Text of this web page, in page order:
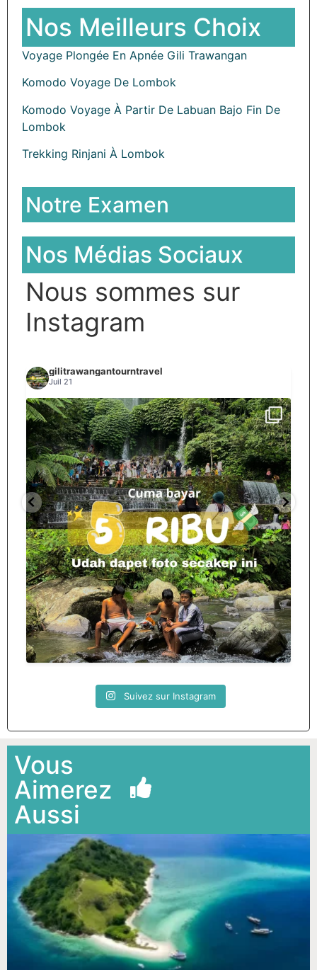
Nos Meilleurs Choix
Voyage Plongée En Apnée Gili Trawangan
Komodo Voyage De Lombok
Komodo Voyage À Partir De Labuan Bajo Fin De
Lombok
Trekking Rinjani À Lombok
Notre Examen
Nos Médias Sociaux
Nous sommes sur
Instagram
gilitrawangantourntravel
Juil 21
Spill tempat 5Rb an di lombok tengah,
nama
...
12 0
Suivez sur Instagram
Vous
Aimerez
Aussi